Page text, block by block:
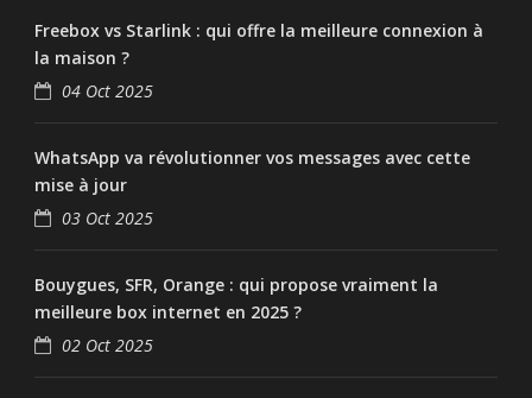
Freebox vs Starlink : qui offre la meilleure connexion à
la maison ?
04 Oct 2025
WhatsApp va révolutionner vos messages avec cette
mise à jour
03 Oct 2025
Bouygues, SFR, Orange : qui propose vraiment la
meilleure box internet en 2025 ?
02 Oct 2025